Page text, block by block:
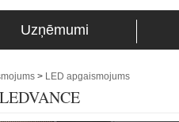
Uzņēmumi
> LED apgaismojums